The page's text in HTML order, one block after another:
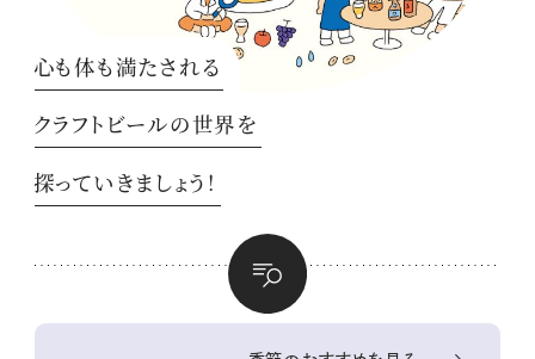
心も体も満たされる
クラフトビールの世界を
探っていきましょう！